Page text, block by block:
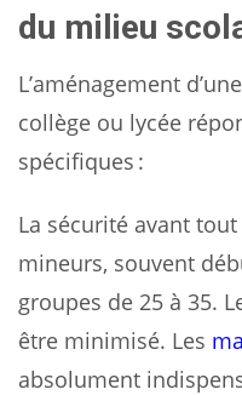
du milieu
L’aménagement
collège ou lycée
spécifiques :
La sécurité avant
mineurs, souvent
groupes de 25 à 35.
être minimisé. Les
absolument